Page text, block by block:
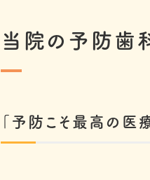
当院の予防歯
「予防こそ最高の医